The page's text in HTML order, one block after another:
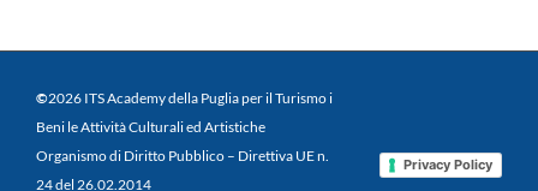
©2026 ITS Academy della Puglia per il Turismo i
Beni le Attività Culturali ed Artistiche
Organismo di Diritto Pubblico – Direttiva UE n.
24 del 26.02.2014
Privacy Policy